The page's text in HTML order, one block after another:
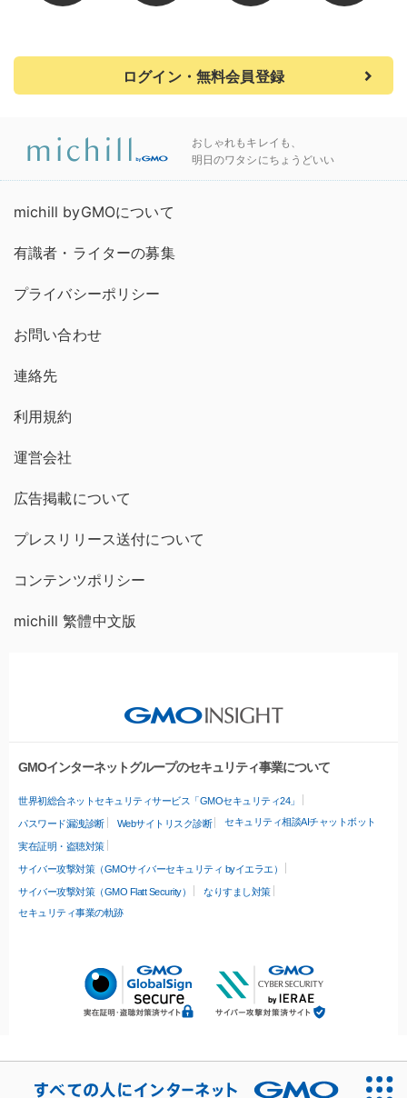
ログイン・無料会員登録
おしゃれもキレイも、
明日のワタシにちょうどいい
michill byGMOについて
有識者・ライターの募集
プライバシーポリシー
お問い合わせ
連絡先
利用規約
運営会社
広告掲載について
プレスリリース送付について
コンテンツポリシー
michill 繁體中文版
GMOインターネットグループのセキュリティ事業について
世界初総合ネットセキュリティサービス「GMOセキュリティ24」
パスワード漏洩診断 Webサイトリスク診断 セキュリティ相談AIチャットボット
実在証明・盗聴対策
サイバー攻撃対策（GMOサイバーセキュリティ byイエラエ）
サイバー攻撃対策（GMO Flatt Security）
なりすまし対策
セキュリティ事業の軌跡